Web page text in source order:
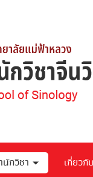
นักวิชา เกี่ยว